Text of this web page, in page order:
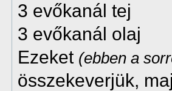
3 evőkanál tej
3 evőkanál olaj
Ezeket (ebben a
összekeverjük,